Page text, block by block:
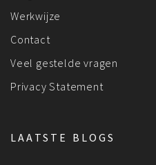
Werkwijze
Contact
Veel gestelde vragen
Privacy Statement
LAATSTE BLOGS